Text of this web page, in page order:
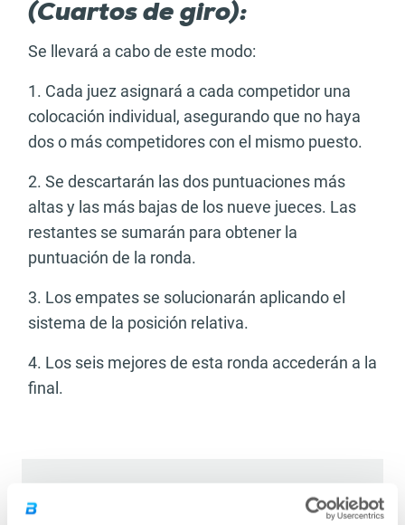
(Cuartos de giro):
Se llevará a cabo de este modo:
1. Cada juez asignará a cada competidor una
colocación individual, asegurando que no haya
dos o más competidores con el mismo puesto.
2. Se descartarán las dos puntuaciones más
altas y las más bajas de los nueve jueces. Las
restantes se sumarán para obtener la
puntuación de la ronda.
3. Los empates se solucionarán aplicando el
sistema de la posición relativa.
4. Los seis mejores de esta ronda accederán a la
final.